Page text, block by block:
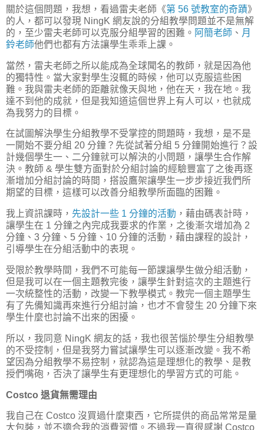
關於這個問題，我想，看過雷夫老師《第 56 號教室的奇蹟》
的人，都可以發現 NingK 網友說的分組教學問題並不是無解
的，至少雷夫老師可以克服分組學習的困難。 阿簡老師 、 月
鈴老師他們也都有方法讓學生乖乖上課。
當然，雷夫老師之所以能成為全球聞名的教師，就是因為他
的獨特性。當大家對學生沒輒的時候，他可以克服這些困
難。我與雷夫老師的距離就像天與地，他在天，我在地。我
達不到他的成就，但是我知道這個世界上有人可以，也就成
為我努力的目標。
在試圖解決學生分組教學不受掌控的問題時，我想，是不是
一開始不要分組 20 分鐘？先從試著分組 5 分鐘開始進行？設
計幾個學生一、二分鐘就可以解決的小問題，讓學生合作解
決。教師 & 學生雙方面對於分組討論的經驗豐富了之後再逐
漸增加分組討論的時間，搭設鷹架讓學生一步步接近我們所
期望的目標，這樣可以改善分組教學所面臨的困難。
我上資訊課時， 先設計一些 1 分鐘的活動 ，藉由碼表計時，
讓學生在 1 分鐘之內完成我要求的作業，之後漸次增加為 2
分鐘、3 分鐘、5 分鐘、10 分鐘的活動，藉由課程的設計，
引導學生在分組活動中的表現。
受限於教學時間，我們不可能每一節課讓學生做分組活動，
但是我可以在一個主題教完後，讓學生針對這次的主題進行
一次統整性的活動，改變一下教學模式。教完一個主題學生
有了先備知識再來進行分組討論，也才不會發生 20 分鐘下來
學生什麼也討論不出來的困擾。
所以，我同意 NingK 網友的話，我也很苦惱於學生分組教學
的不受控制，但是我努力嘗試讓學生可以逐漸改變。我不希
望因為分組教學不易控制，就認為這是理想化的教學、是教
授們嘴砲，否決了讓學生有更理想化的學習方式的可能。
Costco 退貨無需理由
我自己在 Costco 沒買過什麼東西，它所提供的商品常常是量
大包裝，並不適合我的消費習慣。不過我一直很感謝 Costco